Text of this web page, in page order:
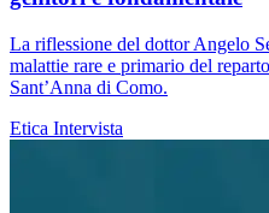
La riflessione del dottor Angelo
malattie rare e primario del
Sant’Anna di Como.
Etica Intervista